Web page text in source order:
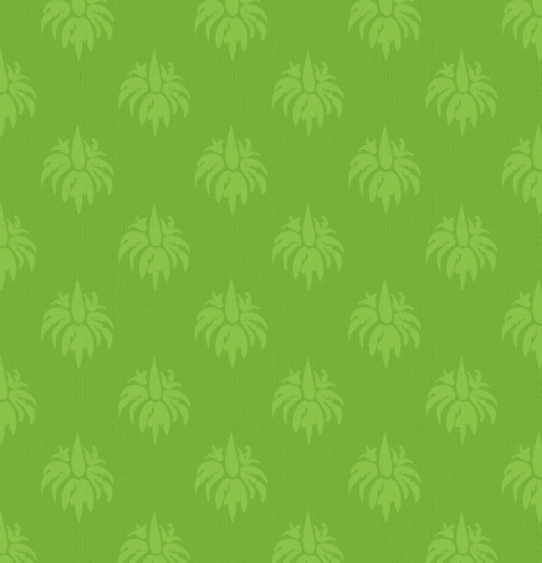
Ugyanakkor az izzadással az
ásványi anyagokat is
fokozottan ürítjük, ezért az
étkezéseknél ezek pótlására
oda kell figyelni. Gyakori az,
hogy a szomjúságnak nem a
vízhiány az első jele.
szédülés, koncentráció zavar